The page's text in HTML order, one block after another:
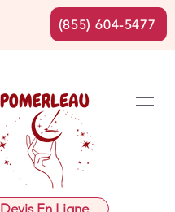
Devis En Ligne
(855) 604-5477